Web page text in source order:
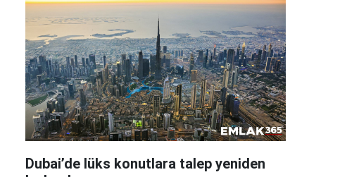
Dubai’de lüks konutlara talep yeniden